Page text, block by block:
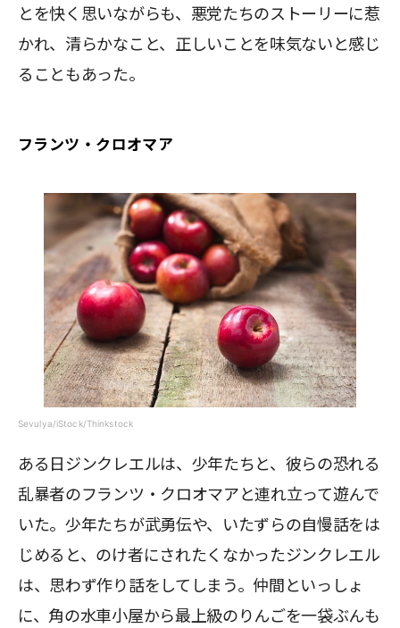
とを快く思いながらも、悪党たちのストーリーに惹
かれ、清らかなこと、正しいことを味気ないと感じ
ることもあった。
フランツ・クロオマア
Sevulya/iStock/Thinkstock
ある日ジンクレエルは、少年たちと、彼らの恐れる
乱暴者のフランツ・クロオマアと連れ立って遊んで
いた。少年たちが武勇伝や、いたずらの自慢話をは
じめると、のけ者にされたくなかったジンクレエル
は、思わず作り話をしてしまう。仲間といっしょ
に、角の水車小屋から最上級のりんごを一袋ぶんも